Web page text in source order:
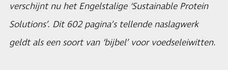
verschijnt nu het Engelstalige ‘Sustainable Protein
Solutions’. Dit 602 pagina’s tellende naslagwerk
geldt als een soort van ‘bijbel’ voor voedseleiwitten.